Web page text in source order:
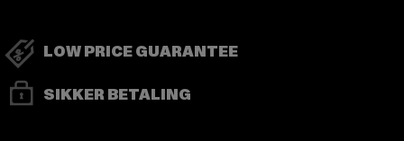
LOW PRICE GUARANTEE
SIKKER BETALING